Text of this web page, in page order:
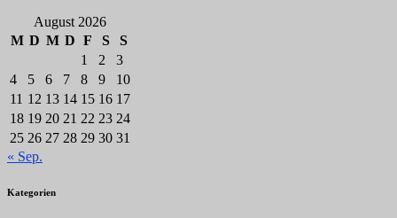
August 2026
M D M D F S
S
1
2
3
4
5 6 7 8 9
10
11 12 13 14 15 16 17
18 19 20 21 22 23 24
25 26 27 28 29 30 31
« Sep.
Kategorien